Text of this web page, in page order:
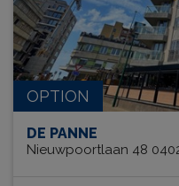
OPTION
DE PANNE
Nieuwpoortlaan 48